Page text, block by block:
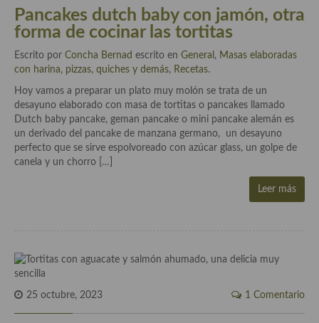
El mundo del vino y las bebidas
Tiendas especiales
En la mesa: menaje, vajilla, técnicas de emplatado, decoración
Especias, hierbas, condimentos, espesantes y aditivos
Historia de la gastronomía, platos celebres, cocineros, críticos,
historias culinarias y otras cosas
Origen y evolución de la comida
En El Candelero
Pancakes dutch baby con jamón, otra
forma de cocinar las tortitas
Escrito por Concha Bernad escrito en General , Masas elaboradas
con harina, pizzas, quiches y demás, Recetas.
Hoy vamos a preparar un plato muy molón se trata de un
desayuno elaborado con masa de tortitas o pancakes llamado
Dutch baby pancake, geman pancake o mini pancake alemán es
un derivado del pancake de manzana germano, un desayuno
perfecto que se sirve espolvoreado con azúcar glass, un golpe de
canela y un chorro […]
Leer más
25 octubre, 2023 1 Comentario